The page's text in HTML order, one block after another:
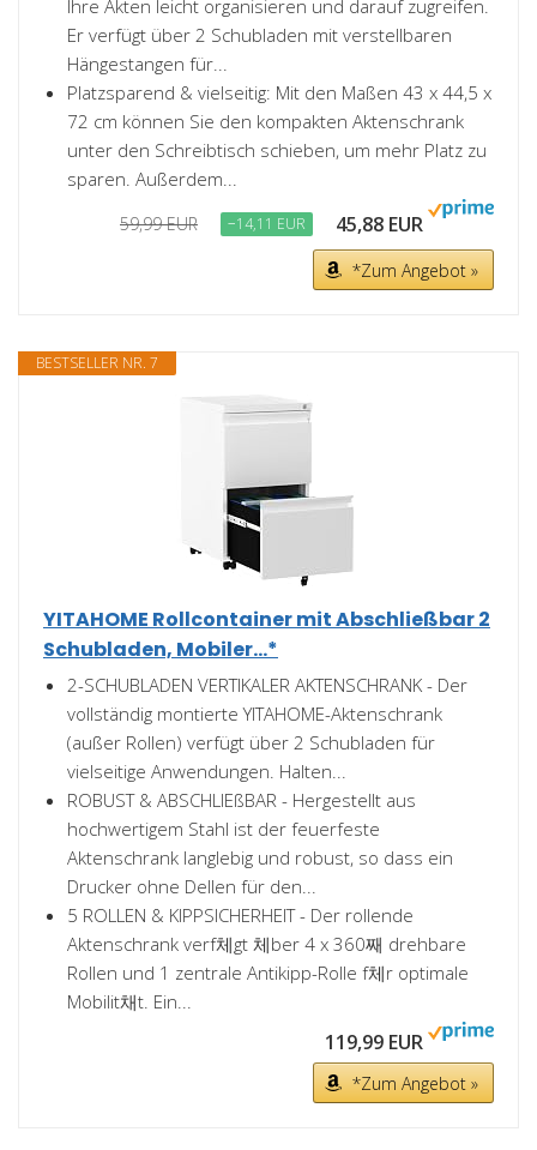
Ihre Akten leicht organisieren und darauf zugreifen.
Er verfügt über 2 Schubladen mit verstellbaren
Hängestangen für...
Platzsparend & vielseitig: Mit den Maßen 43 x 44,5 x
72 cm können Sie den kompakten Aktenschrank
unter den Schreibtisch schieben, um mehr Platz zu
sparen. Außerdem...
59,99 EUR −14,11 EUR 45,88 EUR
*Zum Angebot »
BESTSELLER NR. 7
YITAHOME Rollcontainer mit Abschließbar 2
Schubladen, Mobiler...*
2-SCHUBLADEN VERTIKALER AKTENSCHRANK - Der
vollständig montierte YITAHOME-Aktenschrank
(außer Rollen) verfügt über 2 Schubladen für
vielseitige Anwendungen. Halten...
ROBUST & ABSCHLIEßBAR - Hergestellt aus
hochwertigem Stahl ist der feuerfeste
Aktenschrank langlebig und robust, so dass ein
Drucker ohne Dellen für den...
5 ROLLEN & KIPPSICHERHEIT - Der rollende
Aktenschrank verf체gt 체ber 4 x 360째 drehbare
Rollen und 1 zentrale Antikipp-Rolle f체r optimale
Mobilit채t. Ein...
119,99 EUR
*Zum Angebot »